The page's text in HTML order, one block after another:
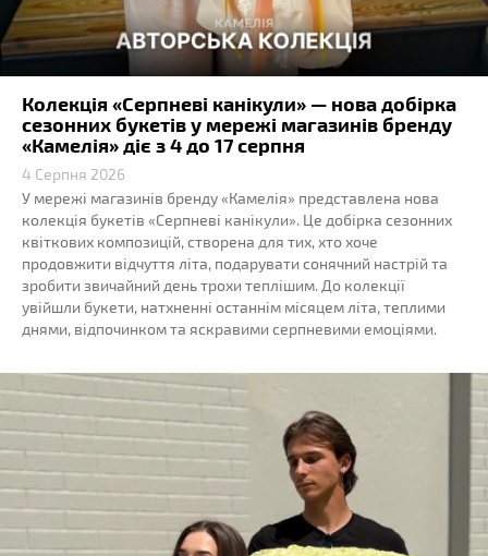
Колекція «Серпневі канікули» — нова добірка
сезонних букетів у мережі магазинів бренду
«Камелія» діє з 4 до 17 серпня
4 Серпня 2026
У мережі магазинів бренду «Камелія» представлена нова
колекція букетів «Серпневі канікули». Це добірка сезонних
квіткових композицій, створена для тих, хто хоче
продовжити відчуття літа, подарувати сонячний настрій та
зробити звичайний день трохи теплішим. До колекції
увійшли букети, натхненні останнім місяцем літа, теплими
днями, відпочинком та яскравими серпневими емоціями.